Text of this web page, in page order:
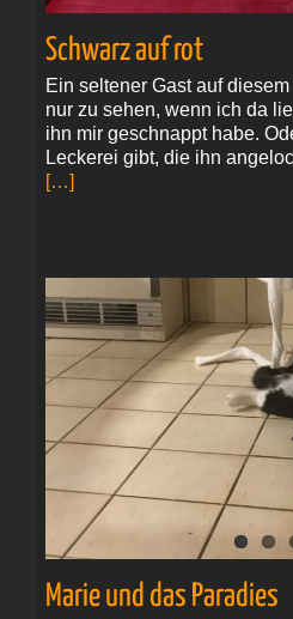
Schwarz auf rot
Ein seltener Gast auf
nur zu sehen, wenn ich da
ihn mir geschnappt habe.
Leckerei gibt, die ihn
[…]
Marie und das Paradies